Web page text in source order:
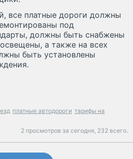
все платные дороги должны
под
должны быть снабжены
а также на всех
быть установлены
платные автодороги тарифы на
2 просмотров за сегодня, 232 всего.